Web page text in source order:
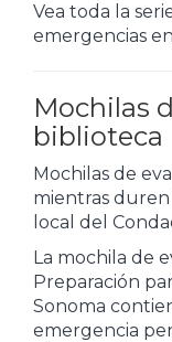
Vea toda la
emergencias
Mochilas
biblioteca
Mochilas de
mientras duren
local del
La mochila de
Preparación
Sonoma
emergencia